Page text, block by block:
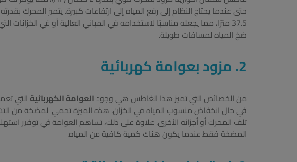
حتى عندما يحتاج النظام إلى رفع المياه إلى ارتفاعات كبيرة. يتميز المحرك
37.5 مترًا، مما يجعله مناسبًا لاستخدامه في المباني العالية أو في
ضخ المياه لمسافات طويلة.
2. مزود بعوامة كهربائية
من الخصائص التي تميز هذا الغاطس هي وجودالعوامة الكهربائية التي
في حال انخفاض منسوب المياه في الخزان. هذه الميزة تحمي المضخة من
تلف المحرك أو أجزائه الأخرى. علاوة على ذلك، تساهم العوامة في توفير
المضخة فقط عندما يكون هناك كمية كافية من المياه.